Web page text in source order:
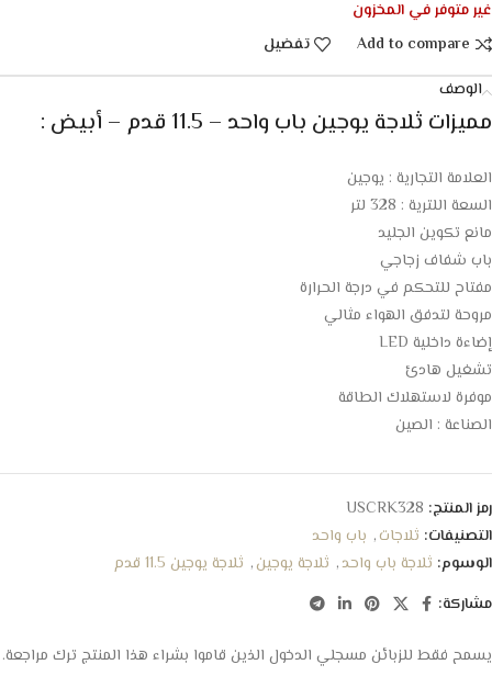
غير متوفر في المخزون
Add to compare
تفضيل
الوصف
مميزات ثلاجة يوجين باب واحد – 11.5 قدم – أبيض :
العلامة التجارية : يوجين
السعة اللترية : 328 لتر
مانع تكوين الجليد
باب شفاف زجاجي
مفتاح للتحكم في درجة الحرارة
مروحة لتدفق الهواء مثالي
إضاءة داخلية LED
تشغيل هادئ
موفرة لاستهلاك الطاقة
الصناعة : الصين
رمز المنتج: USCRK328
التصنيفات: ثلاجات, باب واحد
الوسوم: ثلاجة باب واحد, ثلاجة يوجين, ثلاجة يوجين 11.5 قدم
مشاركة:
يسمح فقط للزبائن مسجلي الدخول الذين قاموا بشراء هذا المنتج ترك مراجعة.